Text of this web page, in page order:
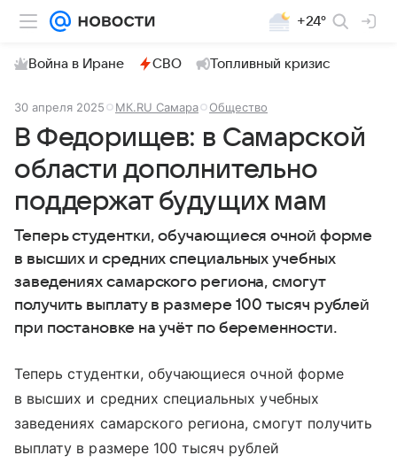
+24°
Война в Иране СВО Топливный кризис
30 апреля 2025 МК.RU Самара Общество
В Федорищев: в Самарской
области дополнительно
поддержат будущих мам
Теперь студентки, обучающиеся очной форме
в высших и средних специальных учебных
заведениях самарского региона, смогут
получить выплату в размере 100 тысяч рублей
при постановке на учёт по беременности.
Теперь студентки, обучающиеся очной форме
в высших и средних специальных учебных
заведениях самарского региона, смогут получить
выплату в размере 100 тысяч рублей